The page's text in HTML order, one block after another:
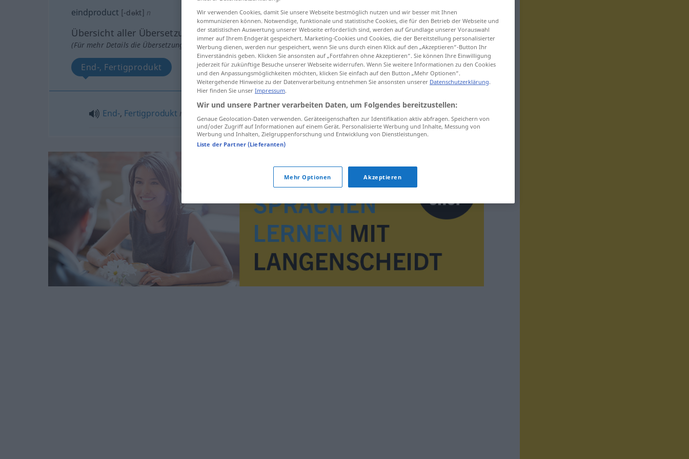
eindproduct [-dɵkt] n
Übersicht aller Übersetzungen
(Für mehr Details die Übersetzung anklicken/antippen)
End-, Fertigprodukt
End-, Fertigprodukt n
Wir verwenden Cookies, damit Sie unsere Webseite bestmöglich nutzen und wir besser mit Ihnen
kommunizieren können. Notwendige, funktionale und statistische Cookies, die für den Betrieb der Webseite und
der statistischen Auswertung unserer Webseite erforderlich sind, werden auf Grundlage unserer Vorauswahl
immer auf Ihrem Endgerät gespeichert. Marketing-Cookies und Cookies, die der Bereitstellung personalisierter
Werbung dienen, werden nur gespeichert, wenn Sie uns durch einen Klick auf den „Akzeptieren“-Button Ihr
Einverständnis geben. Klicken Sie ansonsten auf „Fortfahren ohne Akzeptieren“. Sie können Ihre Einwilligung
jederzeit für zukünftige Besuche unserer Webseite widerrufen. Wenn Sie weitere Informationen zu den Cookies
und den Anpassungsmöglichkeiten möchten, klicken Sie einfach auf den Button „Mehr Optionen“.
Weitergehende Hinweise zu der Datenverarbeitung entnehmen Sie ansonsten unserer Datenschutzerklärung.
Hier finden Sie unser Impressum.
Wir und unsere Partner verarbeiten Daten, um Folgendes bereitzustellen:
Genaue Geolocation-Daten verwenden. Geräteeigenschaften zur Identifikation aktiv abfragen. Speichern von
und/oder Zugriff auf Informationen auf einem Gerät. Personalisierte Werbung und Inhalte, Messung von
Werbung und Inhalten, Zielgruppenforschung und Entwicklung von Dienstleistungen.
Liste der Partner (Lieferanten)
Mehr Optionen Akzeptieren